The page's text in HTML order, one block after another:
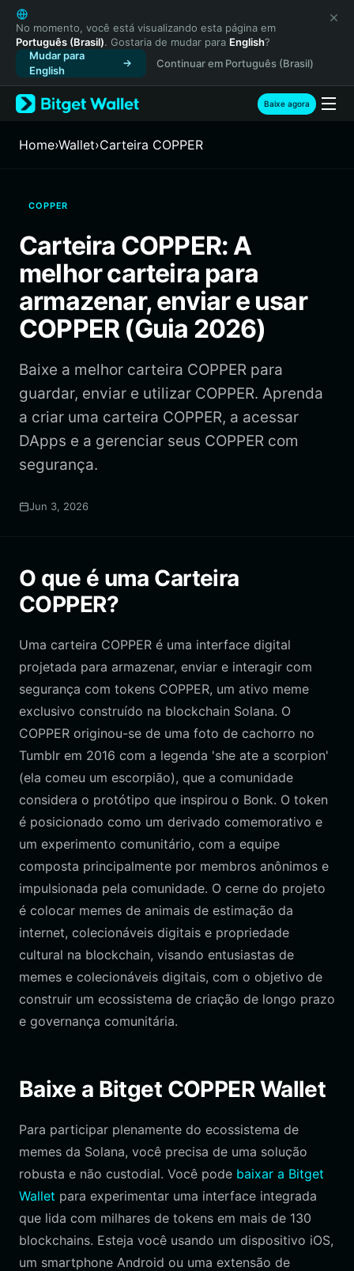
English
日本語
Tiếng Việt
Русский
Español (Latinoamérica)
Türkçe
Français
繁體中文
Bahasa Indonesia
ภาษาไทย
Español
Português (Brasil)
No momento, você está visualizando esta página em
Português (Brasil). Gostaria de mudar para English?
Mudar para
English
Continuar em Português (Brasil)
Baixe agora
Home›Wallet›Carteira COPPER
COPPER
Carteira COPPER: A
melhor carteira para
armazenar, enviar e usar
COPPER (Guia 2026)
Baixe a melhor carteira COPPER para
guardar, enviar e utilizar COPPER. Aprenda
a criar uma carteira COPPER, a acessar
DApps e a gerenciar seus COPPER com
segurança.
Jun 3, 2026
O que é uma Carteira
COPPER?
Uma carteira COPPER é uma interface digital
projetada para armazenar, enviar e interagir com
segurança com tokens COPPER, um ativo meme
exclusivo construído na blockchain Solana. O
COPPER originou-se de uma foto de cachorro no
Tumblr em 2016 com a legenda 'she ate a scorpion'
(ela comeu um escorpião), que a comunidade
considera o protótipo que inspirou o Bonk. O token
é posicionado como um derivado comemorativo e
um experimento comunitário, com a equipe
composta principalmente por membros anônimos e
impulsionada pela comunidade. O cerne do projeto
é colocar memes de animais de estimação da
internet, colecionáveis digitais e propriedade
cultural na blockchain, visando entusiastas de
memes e colecionáveis digitais, com o objetivo de
construir um ecossistema de criação de longo prazo
e governança comunitária.
Baixe a Bitget COPPER Wallet
Para participar plenamente do ecossistema de
memes da Solana, você precisa de uma solução
robusta e não custodial. Você pode baixar a Bitget
Wallet para experimentar uma interface integrada
que lida com milhares de tokens em mais de 130
blockchains. Esteja você usando um dispositivo iOS,
um smartphone Android ou uma extensão de